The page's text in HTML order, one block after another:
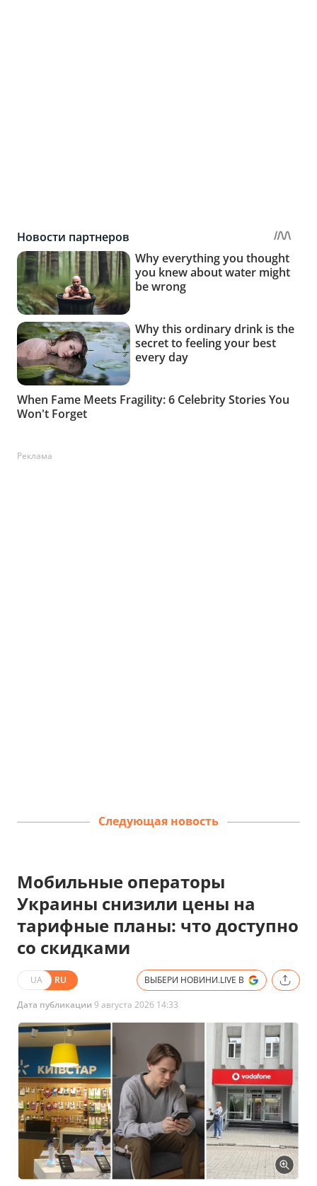
Реклама
Следующая новость
Мобильные операторы
Украины снизили цены на
тарифные планы: что доступно
со скидками
UA RU ВЫБЕРИ НОВИНИ.LIVE В
Дата публикации 9 августа 2026 14:33